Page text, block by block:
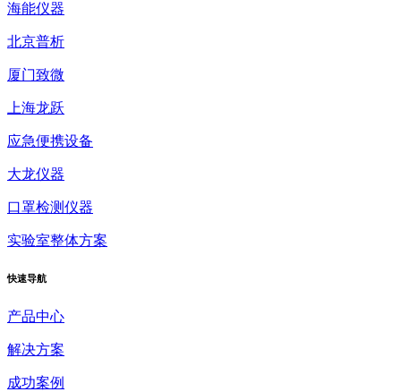
海能仪器
北京普析
厦门致微
上海龙跃
应急便携设备
大龙仪器
口罩检测仪器
实验室整体方案
快速导航
产品中心
解决方案
成功案例